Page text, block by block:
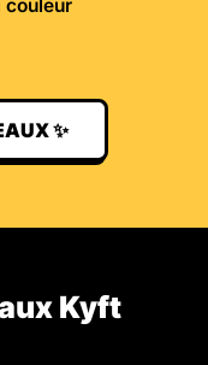
couleur
✨
Kyft​